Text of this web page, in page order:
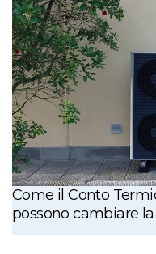
Come il Conto
possono cambiare